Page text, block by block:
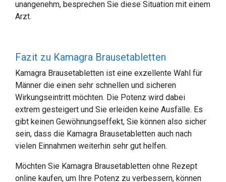
unangenehm, besprechen Sie diese Situation mit einem
Arzt.
Fazit zu Kamagra Brausetabletten
Kamagra Brausetabletten ist eine exzellente Wahl für
Männer die einen sehr schnellen und sicheren
Wirkungseintritt möchten. Die Potenz wird dabei
extrem gesteigert und Sie erleiden keine Ausfälle. Es
gibt keinen Gewöhnungseffekt, Sie können also sicher
sein, dass die Kamagra Brausetabletten auch nach
vielen Einnahmen weiterhin sehr gut helfen.
Möchten Sie Kamagra Brausetabletten ohne Rezept
online kaufen, um Ihre Potenz zu verbessern, können